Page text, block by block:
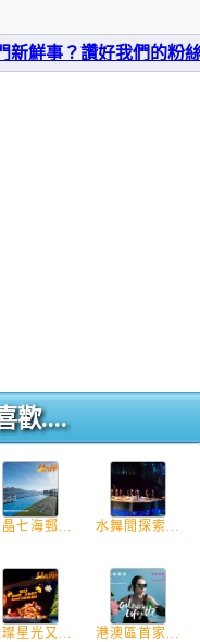
新鮮事？讚好我們的粉
歡....
七海郵... 水舞間探索...
星光又... 港澳區首家...